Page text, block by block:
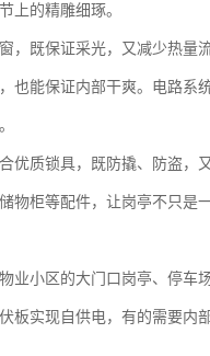
上的精雕细琢。
，既保证采光，又减少热量
也能保证内部干爽。电路系
优质锁具，既防撬、防盗，
柜等配件，让岗亭不只是
业小区的大门口岗亭、停
板实现自供电，有的需要内